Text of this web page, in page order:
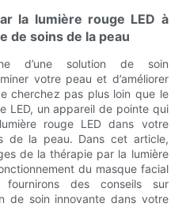
la lumière rouge LED à
de soins de la peau
d’une solution de soin
votre peau et d’améliorer
cherchez pas plus loin que le
LED, un appareil de pointe qui
rouge LED dans votre
de la peau. Dans cet article,
de la thérapie par la lumière
du masque facial
des conseils sur
de soin innovante dans votre